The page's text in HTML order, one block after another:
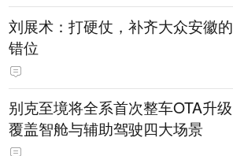
刘展术：打硬仗，补齐大众安徽的
错位
别克至境将全系首次整车OTA升级
覆盖智舱与辅助驾驶四大场景